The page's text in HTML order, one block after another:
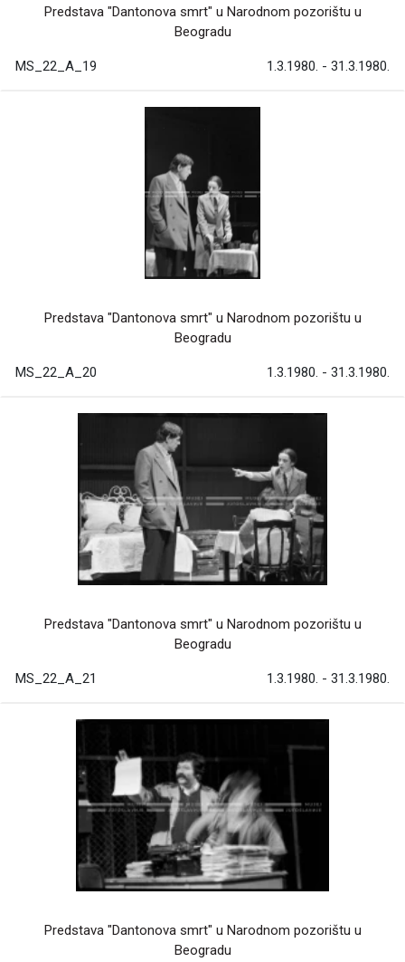
Predstava "Dantonova smrt" u Narodnom pozorištu u
Beogradu
MS_22_A_19 1.3.1980. - 31.3.1980.
Predstava "Dantonova smrt" u Narodnom pozorištu u
Beogradu
MS_22_A_20 1.3.1980. - 31.3.1980.
Predstava "Dantonova smrt" u Narodnom pozorištu u
Beogradu
MS_22_A_21 1.3.1980. - 31.3.1980.
Predstava "Dantonova smrt" u Narodnom pozorištu u
Beogradu